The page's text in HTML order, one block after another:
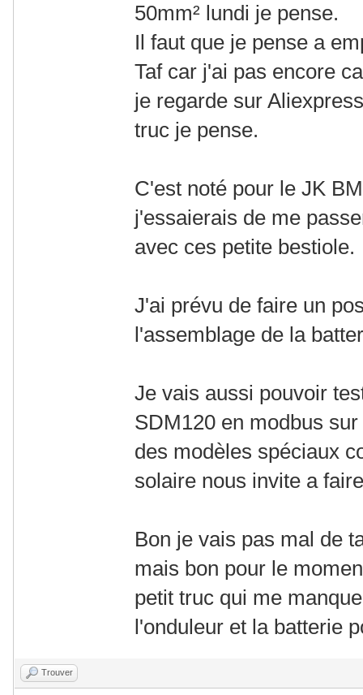
50mm² lundi je pense.
Il faut que je pense a
Taf car j'ai pas encore
je regarde sur
truc je pense.
C'est noté pour le JK
j'essaierais de me
avec ces petite bestiole.
J'ai prévu de faire un
l'assemblage de la
Je vais aussi pouvoir
SDM120 en modbus
des modèles spéciaux
solaire nous invite a
Bon je vais pas mal de
mais bon pour le
petit truc qui me
l'onduleur et la batterie
Trouver